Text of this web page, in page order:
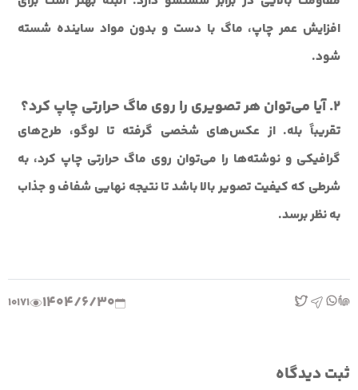
افزایش عمر چاپ، ماگ با دست و بدون مواد ساینده شسته
شود.
2. آیا می‌توان هر تصویری را روی ماگ حرارتی چاپ کرد؟
تقریباً بله. از عکس‌های شخصی گرفته تا لوگو، طرح‌های
گرافیکی و نوشته‌ها را می‌توان روی ماگ حرارتی چاپ کرد، به
شرطی که کیفیت تصویر بالا باشد تا نتیجه نهایی شفاف و جذاب
به نظر برسد.
1404/6/30
10171
ثبت دیدگاه